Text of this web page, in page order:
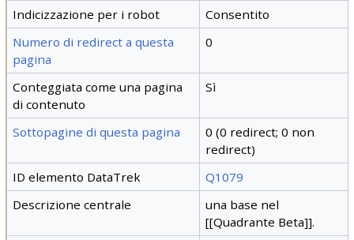
Indicizzazione per i robot
Consentito
Numero di redirect a questa
pagina
0
Conteggiata come una pagina
di contenuto
Sì
Sottopagine di questa pagina
0 (0 redirect; 0 non
redirect)
ID elemento DataTrek
Q1079
Descrizione centrale
una base nel
[[Quadrante Beta]].